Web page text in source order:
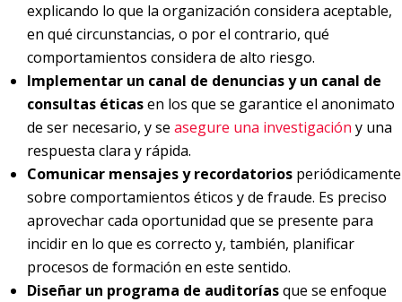
explicando lo que la organización considera aceptable,
en qué circunstancias, o por el contrario, qué
comportamientos considera de alto riesgo.
Implementar un canal de denuncias y un canal de
consultas éticasen los que se garantice el anonimato
de ser necesario, y se asegure una investigación y una
respuesta clara y rápida.
Comunicar mensajes y recordatorios periódicamente
sobre comportamientos éticos y de fraude. Es preciso
aprovechar cada oportunidad que se presente para
incidir en lo que es correcto y, también, planificar
procesos de formación en este sentido.
Diseñar un programa de auditoríasque se enfoque